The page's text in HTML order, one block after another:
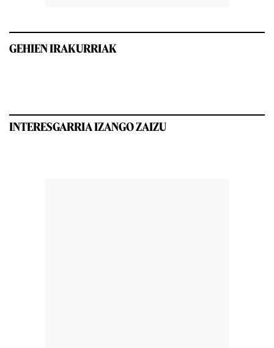
GEHIEN IRAKURRIAK
INTERESGARRIA IZANGO ZAIZU